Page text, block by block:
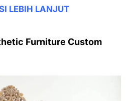
LEBIH LANJUT
Furniture Custom